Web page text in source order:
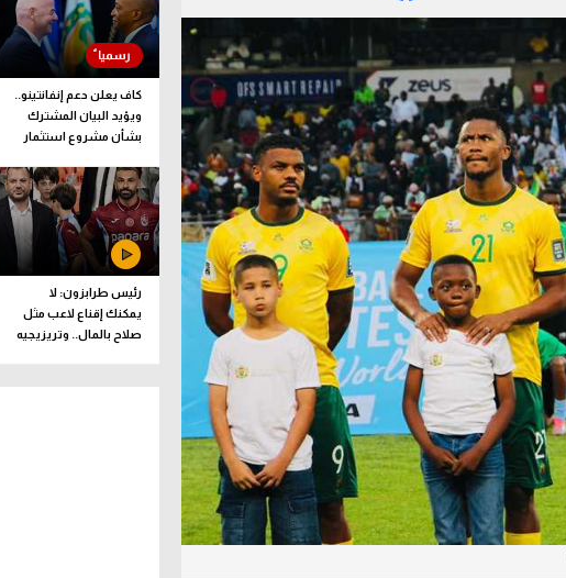
دوري أبطال أوروبا
القسم الثاني
رياضات أخرى
آسيا
أمريكا
ركن الألعاب
كاف يعلن دعم إنفانتينو..
ويؤيد البيان المشترك
بشأن مشروع استثمار
رئيس طرابزون: لا
يمكنك إقناع لاعب مثل
صلاح بالمال.. وتريزيجيه